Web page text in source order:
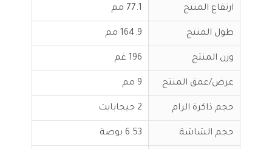
ارتفاع المنتج 77.1 مم
طول المنتج 164.9 مم
وزن المنتج 196 غم
عرض/عمق المنتج 9 مم
حجم ذاكرة الرام 2 جيجابايت
حجم الشاشة 6.53 بوصة